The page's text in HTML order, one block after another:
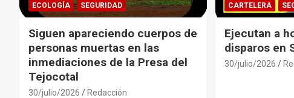
ECOLOGÍA
SEGURIDAD
Siguen apareciendo cuerpos de
personas muertas en las
inmediaciones de la Presa del
Tejocotal
30/julio/2026 Redacción
CARTELERA
Ejecutan a
disparos en
30/julio/2026